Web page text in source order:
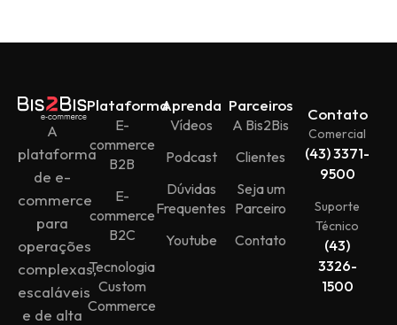
A
plataforma
de e-
commerce
para
operações
complexas,
escaláveis
e de alta
Plataforma
E-
commerce
B2B
E-
commerce
B2C
Tecnologia
Custom
Commerce
Aprenda
Vídeos
Podcast
Dúvidas
Frequentes
Youtube
Parceiros
A Bis2Bis
Clientes
Seja um
Parceiro
Contato
Contato
Comercial
(43) 3371-
9500
Suporte
Técnico
(43)
3326-
1500